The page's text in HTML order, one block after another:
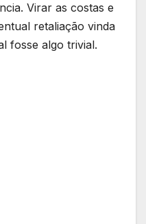
Virar as costas e
retaliação vinda
fosse algo trivial.